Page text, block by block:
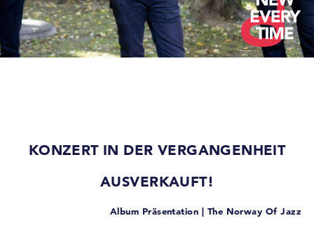
KONZERT IN DER VERGANGENHEIT
AUSVERKAUFT!
Album Präsentation | The Norway Of Jazz